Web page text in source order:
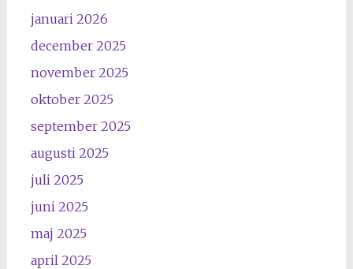
januari 2026
december 2025
november 2025
oktober 2025
september 2025
augusti 2025
juli 2025
juni 2025
maj 2025
april 2025